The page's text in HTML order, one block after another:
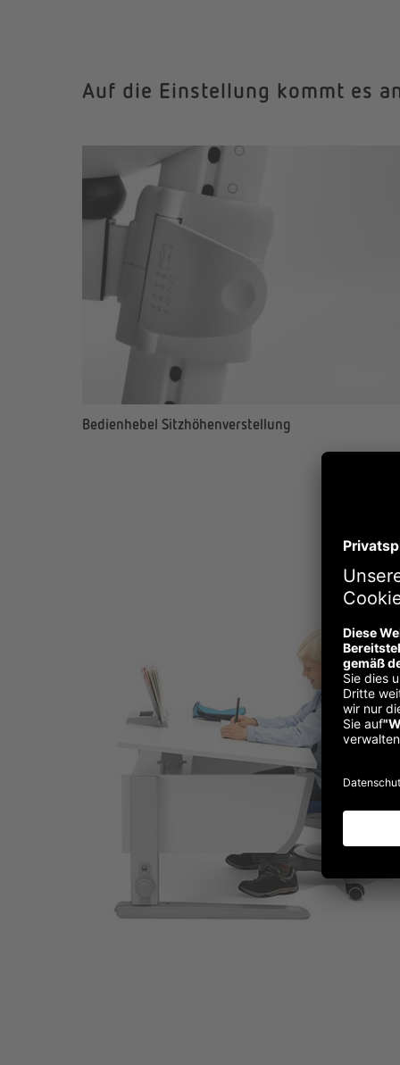
Auf die Einstellung kommt es
Bedienhebel Sitzhöhenverstellung